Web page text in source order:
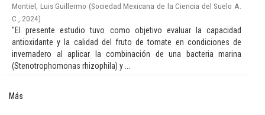
Montiel, Luis Guillermo (Sociedad Mexicana de la Ciencia del Suelo A.
C.
2024)
"El presente estudio tuvo como objetivo evaluar la capacidad
antioxidante y la calidad del fruto de tomate en condiciones de
invernadero al aplicar la combinación de una bacteria marina
(Stenotrophomonas rhizophila) y ...
Más